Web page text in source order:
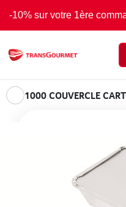
-10% sur votre 1ère
1000 COUVERCLE